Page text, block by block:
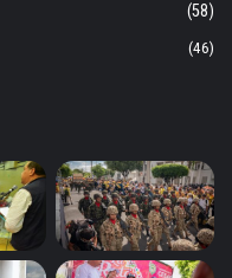
(58)
(46)